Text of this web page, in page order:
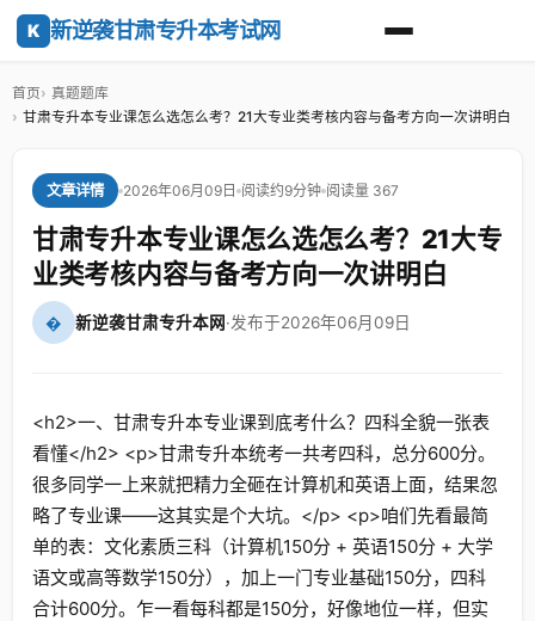
K 新逆袭甘肃专升本考试网
首页
真题题库
甘肃专升本专业课怎么选怎么考？21大专业类考核内容与备考方向一次讲明白
文章详情 2026年06月09日 阅读约9分钟 阅读量 367
甘肃专升本专业课怎么选怎么考？21大专
业类考核内容与备考方向一次讲明白
� 新逆袭甘肃专升本网·发布于2026年06月09日
<h2>一、甘肃专升本专业课到底考什么？四科全貌一张表
看懂</h2> <p>甘肃专升本统考一共考四科，总分600分。
很多同学一上来就把精力全砸在计算机和英语上面，结果忽
略了专业课——这其实是个大坑。</p> <p>咱们先看最简
单的表：文化素质三科（计算机150分 + 英语150分 + 大学
语文或高等数学150分），加上一门专业基础150分，四科
合计600分。乍一看每科都是150分，好像地位一样，但实